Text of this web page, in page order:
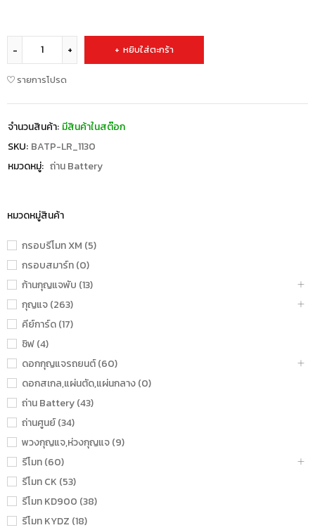
หมวดหมู่สินค้า
กรอบรีโมท XM (5)
กรอบสมาร์ท (0)
ก้านกุญแจพับ (13)
กุญแจ (263)
คีย์การ์ด (17)
ชิฟ (4)
ดอกกุญแจรถยนต์ (60)
ดอกสเกล,แผ่นตัด,แผ่นกลาง (0)
ถ่าน Battery (43)
ถ่านศูนย์ (34)
พวงกุญแจ,ห่วงกุญแจ (9)
รีโมท (60)
รีโมท CK (53)
รีโมท KD900 (38)
รีโมท KYDZ (18)
หยิบใส่ตะกร้า
รายการโปรด
จำนวนสินค้า: มีสินค้าในสต๊อก
SKU: BATP-LR_1130
หมวดหมู่: ถ่าน Battery